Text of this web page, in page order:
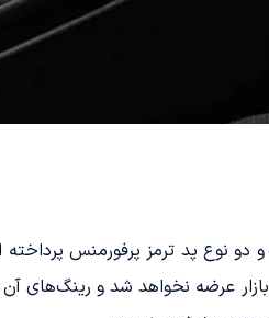
نوع پد ترمز پرفورمنس
عرضه نخواهد شد و